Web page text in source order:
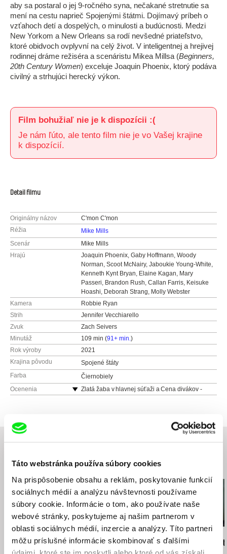
Táto webstránka používa súbory cookies
Na prispôsobenie obsahu a reklám, poskytovanie funkcií
sociálnych médií a analýzu návštevnosti používame
súbory cookie. Informácie o tom, ako používate naše
webové stránky, poskytujeme aj našim partnerom v
oblasti sociálnych médií, inzercie a analýzy. Títo partneri
môžu príslušné informácie skombinovať s ďalšími
aby sa postaral o jej 9-ročného syna, nečakané stretnutie sa
mení na cestu naprieč Spojenými štátmi. Dojímavý príbeh o
vzťahoch detí a dospelých, o minulosti a budúcnosti. Medzi
New Yorkom a New Orleans sa rodí nevšedné priateľstvo,
ktoré obidvoch ovplyvní na celý život. V inteligentnej a hrejivej
rodinnej dráme režiséra a scenáristu Mikea Millsa (Beginners,
20th Century Women) exceluje Joaquin Phoenix, ktorý podáva
civilný a strhujúci herecký výkon.
Film bohužiaľ nie je k dispozícii :(
Je nám ľúto, ale tento film nie je vo Vašej krajine
k dispozícií.
Detail filmu
Originálny názov
C'mon C'mon
Réžia
Mike Mills
Scenár
Mike Mills
Hrajú
Joaquin Phoenix, Gaby Hoffmann, Woody
Norman, Scoot McNairy, Jaboukie Young-White,
Kenneth Kynt Bryan, Elaine Kagan, Mary
Passeri, Brandon Rush, Callan Farris, Keisuke
Hoashi, Deborah Strang, Molly Webster
Kamera
Robbie Ryan
Strih
Jennifer Vecchiarello
Zvuk
Zach Seivers
Minutáž
109 min (91+ min.)
Rok výroby
2021
Krajina pôvodu
Spojené štáty
Farba
Čiernobiely
Ocenenia
Zlatá žaba v hlavnej súťaži a Cena divákov -
a scenár – Film Independent Spirit Awards 2022;
Súvisiace filmy (20)
Cesta snov 322
Dušan Hanák
Tichá radosť